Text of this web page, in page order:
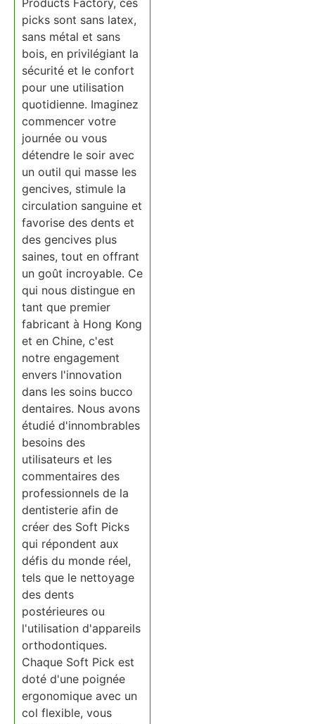
Products Factory, ces
picks sont sans latex,
sans métal et sans
bois, en privilégiant la
sécurité et le confort
pour une utilisation
quotidienne. Imaginez
commencer votre
journée ou vous
détendre le soir avec
un outil qui masse les
gencives, stimule la
circulation sanguine et
favorise des dents et
des gencives plus
saines, tout en offrant
un goût incroyable. Ce
qui nous distingue en
tant que premier
fabricant à Hong Kong
et en Chine, c'est
notre engagement
envers l'innovation
dans les soins bucco
dentaires. Nous avons
étudié d'innombrables
besoins des
utilisateurs et les
commentaires des
professionnels de la
dentisterie afin de
créer des Soft Picks
qui répondent aux
défis du monde réel,
tels que le nettoyage
des dents
postérieures ou
l'utilisation d'appareils
orthodontiques.
Chaque Soft Pick est
doté d'une poignée
ergonomique avec un
col flexible, vous